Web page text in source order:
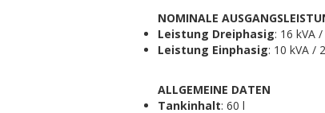
NOMINALE
Leistung Dreiphasig: 16 kVA
Leistung Einphasig: 10 kVA /
ALLGEMEINE DATEN
Tankinhalt: 60 l